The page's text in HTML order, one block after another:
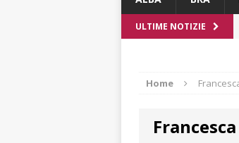
ULTIME NOTIZIE
Home